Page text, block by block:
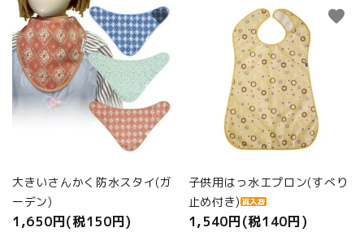
大きいさんかく防水スタイ(ガ
ーデン)
1,650円(税150円)
favorite
子供用はっ水エプロン(すべり
止め付き)
1,540円(税140円)
favorite